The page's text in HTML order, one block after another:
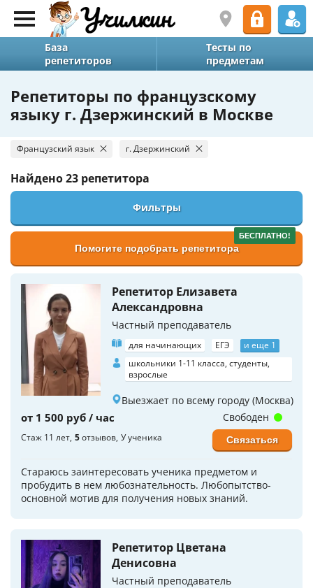
База
репетиторов
Тесты по
предметам
Репетиторы по французскому
языку г. Дзержинский в Москве
Французский язык г. Дзержинский
Найдено23 репетитора
Фильтры
БЕСПЛАТНО!
Помогите подобрать репетитора
Репетитор Елизавета
Александровна
Частный преподаватель
для начинающих ЕГЭ
и еще 1
школьники 1-11 класса, студенты,
взрослые
Выезжает по всему городу (Москва)
от 1 500 руб / час
Стаж 11 лет 5отзывов У ученика
Стараюсь заинтересовать ученика предметом и
пробудить в нем любознательность. Любопытство-
основной мотив для получения новых знаний.
Свободен
Связаться
Репетитор Цветана
Денисовна
Частный преподаватель